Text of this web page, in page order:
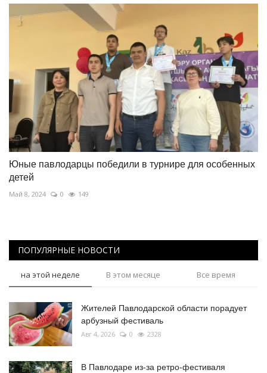
Юные павлодарцы победили в турнире для особенных
детей
Май 8, 2024 0 149
ПОПУЛЯРНЫЕ НОВОСТИ
на этой неделе В этом месяце Все время
Жителей Павлодарской области порадует
арбузный фестиваль
Авг 4, 2026 0 2328
В Павлодаре из-за ретро-фестиваля